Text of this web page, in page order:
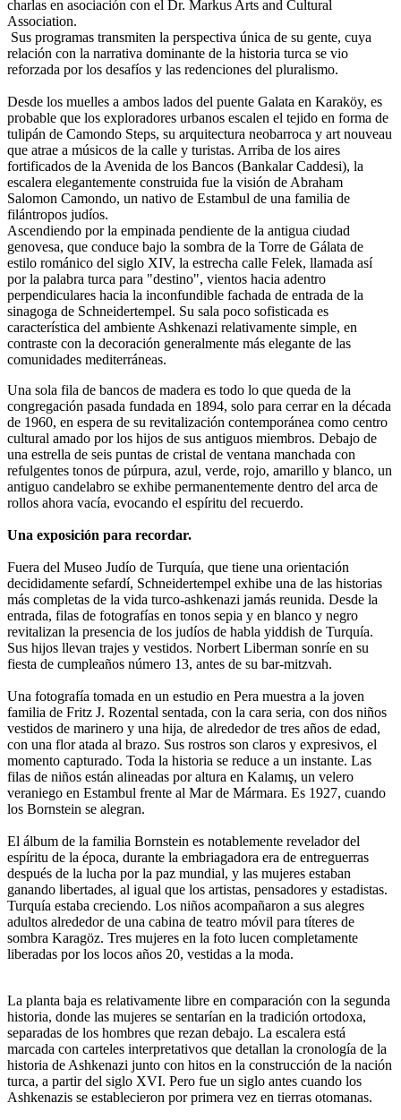
charlas en asociación con el Dr. Markus Arts and Cultural
Association.
Sus programas transmiten la perspectiva única de su gente, cuya
relación con la narrativa dominante de la historia turca se vio
reforzada por los desafíos y las redenciones del pluralismo.
Desde los muelles a ambos lados del puente Galata en Karaköy, es
probable que los exploradores urbanos escalen el tejido en forma de
tulipán de Camondo Steps, su arquitectura neobarroca y art nouveau
que atrae a músicos de la calle y turistas. Arriba de los aires
fortificados de la Avenida de los Bancos (Bankalar Caddesi), la
escalera elegantemente construida fue la visión de Abraham
Salomon Camondo, un nativo de Estambul de una familia de
filántropos judíos.
Ascendiendo por la empinada pendiente de la antigua ciudad
genovesa, que conduce bajo la sombra de la Torre de Gálata de
estilo románico del siglo XIV, la estrecha calle Felek, llamada así
por la palabra turca para "destino", vientos hacia adentro
perpendiculares hacia la inconfundible fachada de entrada de la
sinagoga de Schneidertempel. Su sala poco sofisticada es
característica del ambiente Ashkenazi relativamente simple, en
contraste con la decoración generalmente más elegante de las
comunidades mediterráneas.
Una sola fila de bancos de madera es todo lo que queda de la
congregación pasada fundada en 1894, solo para cerrar en la década
de 1960, en espera de su revitalización contemporánea como centro
cultural amado por los hijos de sus antiguos miembros. Debajo de
una estrella de seis puntas de cristal de ventana manchada con
refulgentes tonos de púrpura, azul, verde, rojo, amarillo y blanco, un
antiguo candelabro se exhibe permanentemente dentro del arca de
rollos ahora vacía, evocando el espíritu del recuerdo.
Una exposición para recordar.
Fuera del Museo Judío de Turquía, que tiene una orientación
decididamente sefardí, Schneidertempel exhibe una de las historias
más completas de la vida turco-ashkenazi jamás reunida. Desde la
entrada, filas de fotografías en tonos sepia y en blanco y negro
revitalizan la presencia de los judíos de habla yiddish de Turquía.
Sus hijos llevan trajes y vestidos. Norbert Liberman sonríe en su
fiesta de cumpleaños número 13, antes de su bar-mitzvah.
Una fotografía tomada en un estudio en Pera muestra a la joven
familia de Fritz J. Rozental sentada, con la cara seria, con dos niños
vestidos de marinero y una hija, de alrededor de tres años de edad,
con una flor atada al brazo. Sus rostros son claros y expresivos, el
momento capturado. Toda la historia se reduce a un instante. Las
filas de niños están alineadas por altura en Kalamış, un velero
veraniego en Estambul frente al Mar de Mármara. Es 1927, cuando
los Bornstein se alegran.
El álbum de la familia Bornstein es notablemente revelador del
espíritu de la época, durante la embriagadora era de entreguerras
después de la lucha por la paz mundial, y las mujeres estaban
ganando libertades, al igual que los artistas, pensadores y estadistas.
Turquía estaba creciendo. Los niños acompañaron a sus alegres
adultos alrededor de una cabina de teatro móvil para títeres de
sombra Karagöz. Tres mujeres en la foto lucen completamente
liberadas por los locos años 20, vestidas a la moda.
La planta baja es relativamente libre en comparación con la segunda
historia, donde las mujeres se sentarían en la tradición ortodoxa,
separadas de los hombres que rezan debajo. La escalera está
marcada con carteles interpretativos que detallan la cronología de la
historia de Ashkenazi junto con hitos en la construcción de la nación
turca, a partir del siglo XVI. Pero fue un siglo antes cuando los
Ashkenazis se establecieron por primera vez en tierras otomanas.